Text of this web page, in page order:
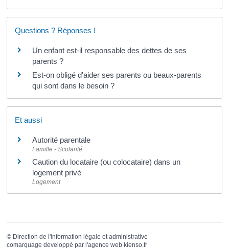
Questions ? Réponses !
Un enfant est-il responsable des dettes de ses
parents ?
Est-on obligé d'aider ses parents ou beaux-parents
qui sont dans le besoin ?
Et aussi
Autorité parentale
Famille - Scolarité
Caution du locataire (ou colocataire) dans un
logement privé
Logement
© Direction de l'information légale et administrative
comarquage developpé par l'agence web kienso.fr